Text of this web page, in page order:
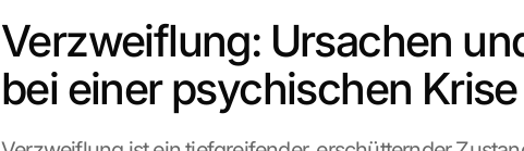
Verzweiflung: Ursachen
bei einer psychischen Krise